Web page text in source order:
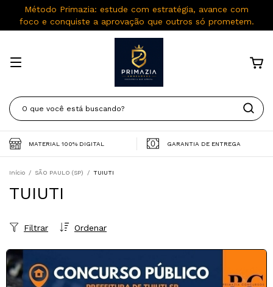
Método Primazia: estude com estratégia, avance com
foco e conquiste a aprovação que outros só prometem.
MATERIAL 100% DIGITAL GARANTIA DE ENTREGA
Início / SÃO PAULO (SP) / TUIUTI
TUIUTI
Ordenar
Filtrar